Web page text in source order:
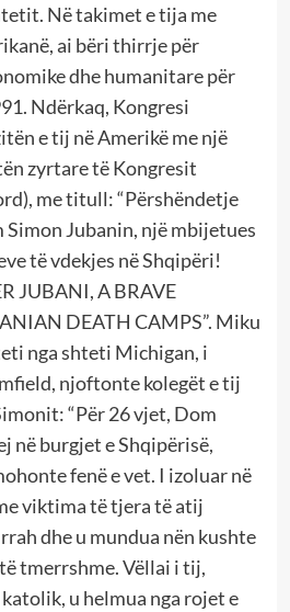
Në takimet e tija me
ai bëri thirrje për
dhe humanitare për
Ndërkaq, Kongresi
e tij në Amerikë me një
zyrtare të Kongresit
me titull: “Përshëndetje
Jubanin, një mbijetues
të vdekjes në Shqipëri!
JUBANI, A BRAVE
DEATH CAMPS”. Miku
nga shteti Michigan, i
njoftonte kolegët e tij
“Për 26 vjet, Dom
në burgjet e Shqipërisë,
fenë e vet. I izoluar në
viktima të tjera të atij
dhe u mundua nën kushte
tmerrshme. Vëllai i tij,
u helmua nga rojet e